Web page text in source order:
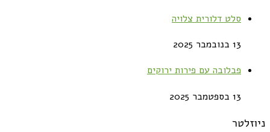
סלט דלורית צלויה
13 בנובמבר 2025
פבלובה עם פירות ירוקים
13 בספטמבר 2025
ניוזלטר